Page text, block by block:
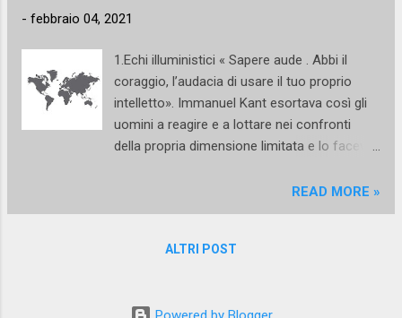
- febbraio 04, 2021
1.Echi illuministici « Sapere aude . Abbi il
coraggio, l’audacia di usare il tuo proprio
intelletto». Immanuel Kant esortava così gli
uomini a reagire e a lottare nei confronti
della propria dimensione limitata e lo faceva
giornale tedesco Berlinische Monatsschrift,
Was ist Aufklärung? L’Illuminismo è per Kant
cui si trova , dove per minorità egli intende la
READ MORE »
ALTRI POST